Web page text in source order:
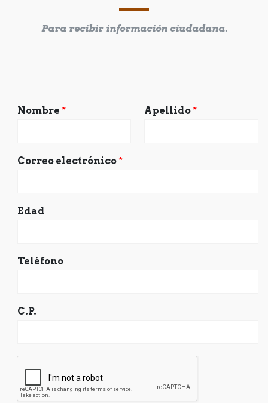
Para recibir información ciudadana.
Nombre * Apellido *
Correo electrónico *
Edad
Teléfono
C.P.